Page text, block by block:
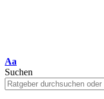
Schriftgrößenanpassung
Aa
Suchen